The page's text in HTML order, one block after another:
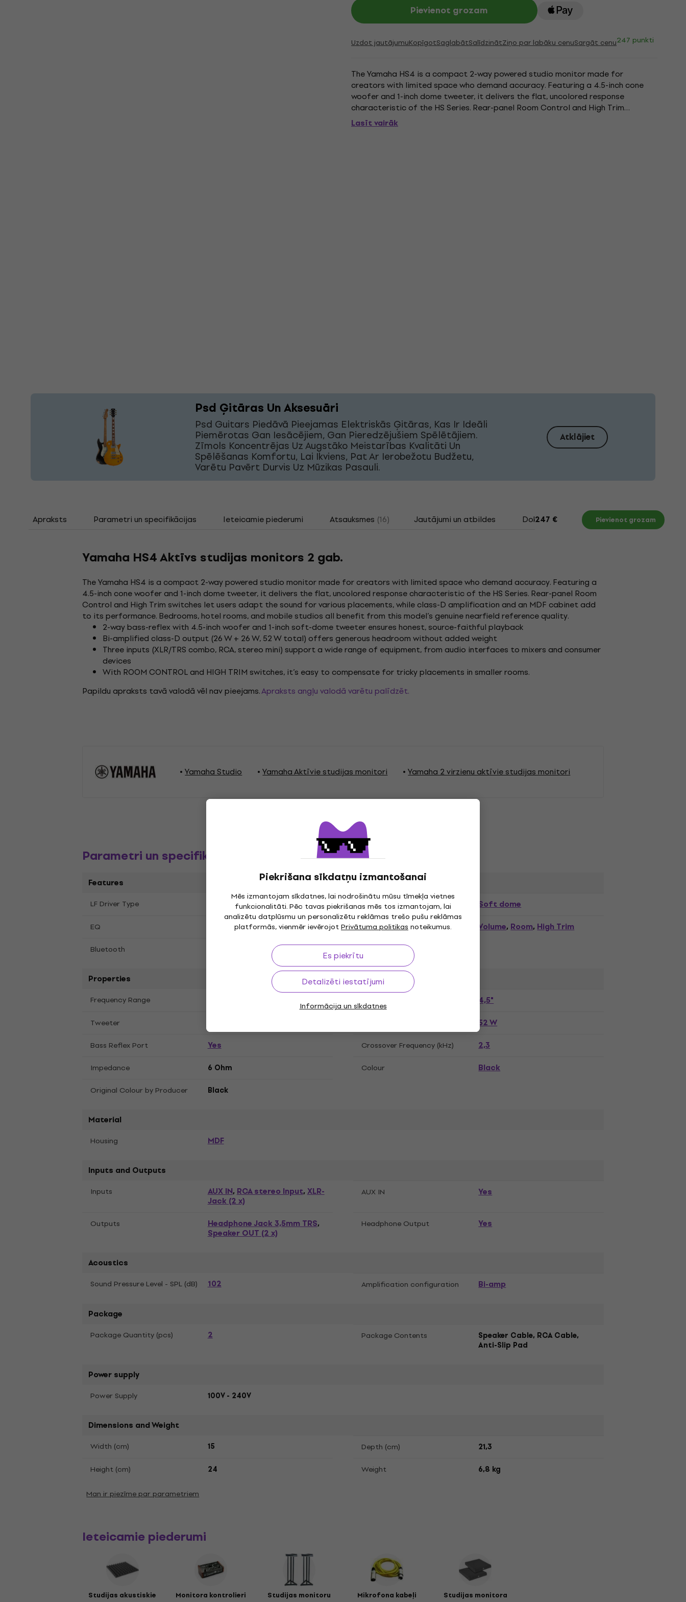
Piekrišana sīkdatņu izmantošanai
Mēs izmantojam sīkdatnes, lai nodrošinātu mūsu tīmekļa vietnes
funkcionalitāti. Pēc tavas piekrišanas mēs tos izmantojam, lai
analizētu datplūsmu un personalizētu reklāmas trešo pušu reklāmas
platformās, vienmēr ievērojotPrivātuma politikasnoteikumus.
Es piekrītu
Detalizēti iestatījumi
Informācija un sīkdatnes
Pievienot grozam
Uzdot jautājumuKopīgotSaglabātSalīdzinātZiņo par labāku cenuSargāt cenu247 punkti
The Yamaha HS4 is a compact 2-way powered studio monitor made for
creators with limited space who demand accuracy. Featuring a 4.5-inch cone
woofer and 1-inch dome tweeter, it delivers the flat, uncolored response
characteristic of the HS Series. Rear-panel Room Control and High Trim
switches let users adapt the sound for various placements,...
Lasīt vairāk
Psd Ģitāras Un Aksesuāri
Psd Guitars Piedāvā Pieejamas Elektriskās Ģitāras, Kas Ir Ideāli
Piemērotas Gan Iesācējiem, Gan Pieredzējušiem Spēlētājiem.
Zīmols Koncentrējas Uz Augstāko Meistarības Kvalitāti Un
Spēlēšanas Komfortu, Lai Ikviens, Pat Ar Ierobežotu Budžetu,
Varētu Pavērt Durvis Uz Mūzikas Pasauli.
Atklājiet
Apraksts Parametri un specifikācijas Ieteicamie piederumi Atsauksmes (16) Jautājumi un atbildes Dokumenti
247 € Pievienot grozam
Yamaha HS4 Aktīvs studijas monitors 2 gab.
The Yamaha HS4 is a compact 2-way powered studio monitor made for creators with limited space who demand accuracy. Featuring a
4.5-inch cone woofer and 1-inch dome tweeter, it delivers the flat, uncolored response characteristic of the HS Series. Rear-panel Room
Control and High Trim switches let users adapt the sound for various placements, while class-D amplification and an MDF cabinet add
to its performance. Bedrooms, hotel rooms, and mobile studios all benefit from this model’s genuine nearfield reference quality.
2-way bass-reflex with 4.5-inch woofer and 1-inch soft-dome tweeter ensures honest, source-faithful playback
Bi-amplified class-D output (26 W + 26 W, 52 W total) offers generous headroom without added weight
Three inputs (XLR/TRS combo, RCA, stereo mini) support a wide range of equipment, from audio interfaces to mixers and consumer
devices
With ROOM CONTROL and HIGH TRIM switches, it’s easy to compensate for tricky placements in smaller rooms.
Papildu apraksts tavā valodā vēl nav pieejams.Apraksts angļu valodā varētu palīdzēt.
Yamaha Studio Yamaha Aktīvie studijas monitori Yamaha 2 virzienu aktīvie studijas monitori
Parametri un specifikācijas
Features
LF Driver Type HF Driver Type Soft dome
EQ Controls Volume,Room,High Trim
Bluetooth
Properties
Frequency Range Woofer 4,5"
Tweeter 52 W
Bass Reflex Port Yes Crossover Frequency (kHz) 2,3
Impedance 6 Ohm Colour Black
Original Colour by Producer Black
Material
Housing MDF
Inputs and Outputs
Inputs AUX IN,RCA stereo Input,XLR-
Jack (2 x)
AUX IN Yes
Outputs Headphone Jack 3,5mm TRS,
Speaker OUT (2 x)
Headphone Output Yes
Acoustics
Sound Pressure Level - SPL (dB) 102 Amplification configuration Bi-amp
Package
Package Quantity (pcs) 2 Package Contents
Speaker Cable, RCA Cable,
Anti-Slip Pad
Power supply
Power Supply 100V - 240V
Dimensions and Weight
Width (cm) 15 Depth (cm)
21,3
Height (cm)
24 Weight 6,8 kg
Man ir piezīme par parametriem
Ieteicamie piederumi
Studijas akustiskie
Monitora kontrolieri
Studijas monitoru
Mikrofona kabeļi
Studijas monitora